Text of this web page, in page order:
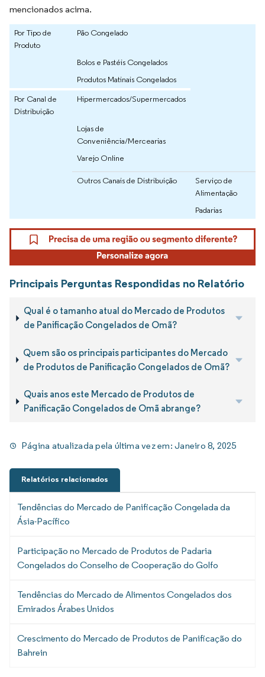
mencionados acima.
Por Tipo de
Produto
Pão Congelado
Bolos e Pastéis Congelados
Produtos Matinais Congelados
Por Canal de
Distribuição
Hipermercados/Supermercados
Lojas de
Conveniência/Mercearias
Varejo Online
Outros Canais de Distribuição
Serviço de
Alimentação
Padarias
Principais Perguntas Respondidas no Relatório
Qual é o tamanho atual do Mercado de Produtos
de Panificação Congelados de Omã?
Quem são os principais participantes do Mercado
de Produtos de Panificação Congelados de Omã?
Quais anos este Mercado de Produtos de
Panificação Congelados de Omã abrange?
Página atualizada pela última vez em:Janeiro 8, 2025
Relatórios relacionados
Tendências do Mercado de Panificação Congelada da
Ásia-Pacífico
Participação no Mercado de Produtos de Padaria
Congelados do Conselho de Cooperação do Golfo
Tendências do Mercado de Alimentos Congelados dos
Emirados Árabes Unidos
Crescimento do Mercado de Produtos de Panificação do
Bahrein